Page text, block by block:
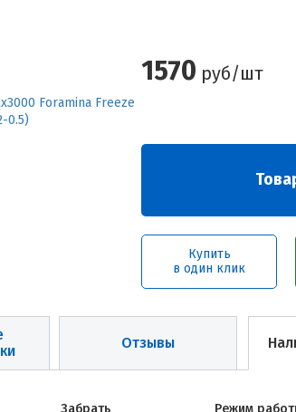
1570 руб/шт
Купить
в один клик
Отзывы
Забрать Режим